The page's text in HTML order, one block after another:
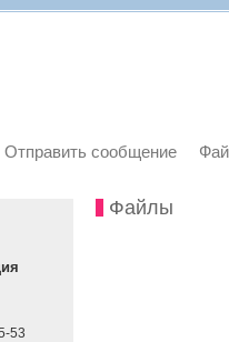
Отправить сообщение
53
Файлы